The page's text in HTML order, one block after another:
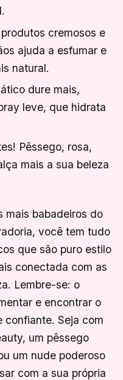
cremosos e
ajuda a esfumar e
natural.
dure mais,
leve, que hidrata
Pêssego, rosa,
mais a sua beleza
mais babadeiros do
você tem tudo
que são puro estilo
conectada com as
Lembre-se: o
e encontrar o
confiante. Seja com
um pêssego
um nude poderoso
com a sua própria